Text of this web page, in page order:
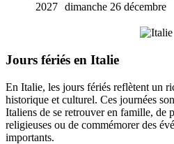
2027
dimanche 26 décembre
Jours fériés en Italie
En Italie, les jours fériés reflètent un
historique et culturel. Ces journées
Italiens de se retrouver en famille, de
religieuses ou de commémorer des
importants.